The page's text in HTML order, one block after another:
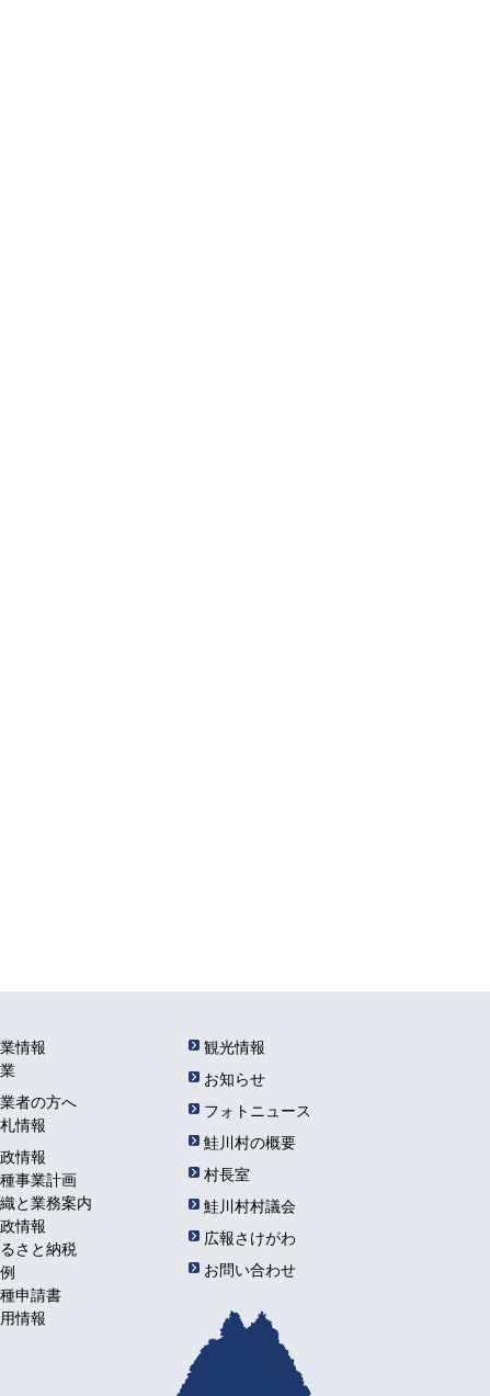
情報
者の方へ
情報
情報
事業計画
と業務案内
情報
さと納税
申請書
情報
観光情報
お知らせ
フォトニュース
鮭川村の概要
村長室
鮭川村村議会
広報さけがわ
お問い合わせ